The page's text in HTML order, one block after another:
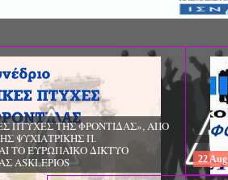
ΣΥΝΕΔΡΙΟ: «ΚΟΙΝΩΝΙΚΕΣ ΠΤΥΧΕΣ ΤΗΣ
ΦΡΟΝΤΙΔΑΣ», ΑΠΟ ΤΗΝ ΕΤΑΙΡΙΑ ΚΟΙΝΩΝΙΚΗΣ
ΨΥΧΙΑΤΡΙΚΗΣ Π. ΣΑΚΕΛΛΑΡΟΠΟΥΛΟΣ ΚΑΙ ΤΟ
EΥΡΩΠΑΪΚΟ ΔΙΚΤΥΟ ΦΟΡΕΩΝ ΨΥΧΙΚΗΣ
ΥΓΕΙΑΣ ΑSKLEPIOS
22Aug 2023